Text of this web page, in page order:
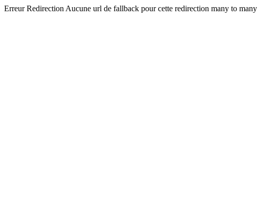
Erreur Redirection Aucune url de fallback pour cette redirection many to many